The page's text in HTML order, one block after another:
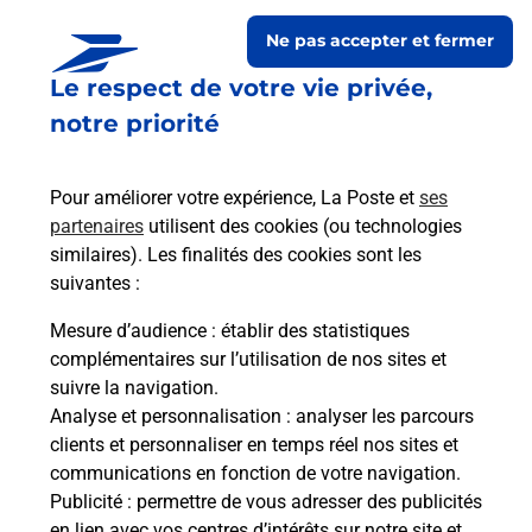
Le respect de votre vie privée,
notre priorité
Pour améliorer votre expérience, La Poste et ses
partenaires utilisent des cookies (ou technologies
similaires). Les finalités des cookies sont les
suivantes :
Mesure d’audience : établir des statistiques
complémentaires sur l’utilisation de nos sites et
suivre la navigation.
Analyse et personnalisation : analyser les parcours
clients et personnaliser en temps réel nos sites et
communications en fonction de votre navigation.
Publicité : permettre de vous adresser des publicités
Ne pas accepter et fermer
Boîte aux Lettres La Poste
Prochaine collecte du courrier vendredi
09h00
1 Rue De La Fontaine
52700 Darmannes
Itinéraire
Le lien s'ouvre dans un nouvel onglet